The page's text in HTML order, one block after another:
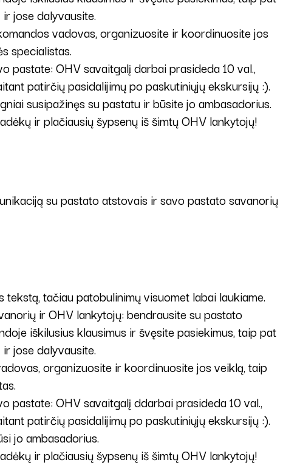
jose dalyvausite.
vadovas, organizuosite ir koordinuosite jos
specialistas.
pastate: OHV savaitgalį darbai prasideda 10 val.,
patirčių pasidalijimų po paskutiniųjų ekskursijų :).
susipažinęs su pastatu ir būsite jo ambasadorius.
ir plačiausių šypsenų iš šimtų OHV lankytojų!
su pastato atstovais ir savo pastato savanorių
tačiau patobulinimų visuomet labai laukiame.
ir OHV lankytojų: bendrausite su pastato
iškilusius klausimus ir švęsite pasiekimus, taip pat
jose dalyvausite.
organizuosite ir koordinuosite jos veiklą, taip
pastate: OHV savaitgalį ddarbai prasideda 10 val.,
patirčių pasidalijimų po paskutiniųjų ekskursijų :).
jo ambasadorius.
ir plačiausių šypsenų iš šimtų OHV lankytojų!